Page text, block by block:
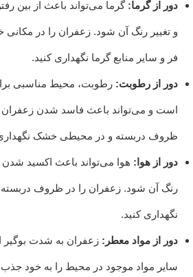
دور از گرما: گرما می‌تواند باعث از بین
و تغییر رنگ آن شود. زعفران را در مکانی
فر و سایر منابع گرما نگهداری کنید.
دور از رطوبت: رطوبت، محیط مناسبی
است و می‌تواند باعث فاسد شدن زعفران
ظروف دربسته و در محیطی خشک
دور از هوا: هوا می‌تواند باعث اکسید
رنگ آن شود. زعفران را در ظروف دربسته
نگهداری کنید.
دور از مواد معطر: زعفران به شدت بوگیر
سایر مواد موجود در محیط را به خود جذب